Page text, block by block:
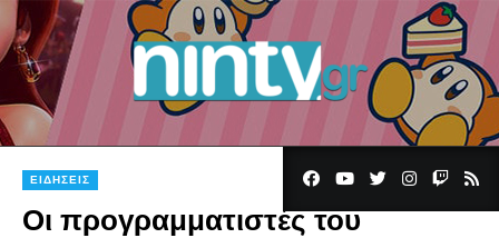
ΕΙΔΉΣΕΙΣ
Οι προγραμματιστές του